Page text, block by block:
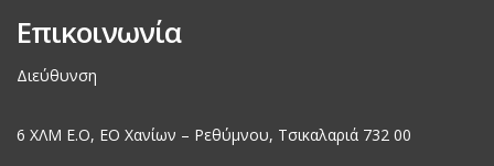
Επικοινωνία
Διεύθυνση
6 ΧΛΜ Ε.Ο, EO Χανίων – Ρεθύμνου, Τσικαλαριά 732 00